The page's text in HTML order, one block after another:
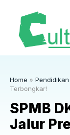
Home » Pendidikan
Terbongkar!
SPMB
Jalur